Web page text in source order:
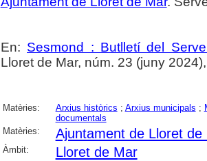
En: Sesmond : Butlletí del
Lloret de Mar, núm. 23 (juny
Matèries: Arxius històrics ; Arxius municipals ;
documentals
Matèries:
Ajuntament de Lloret de
Àmbit: Lloret de Mar